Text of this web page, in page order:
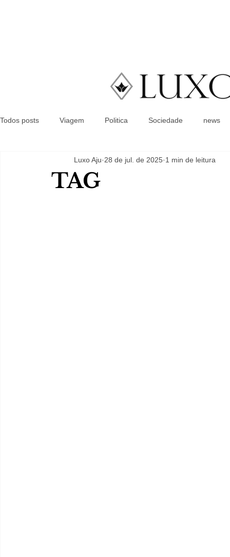
Todos posts Viagem Politica Sociedade news
TAG
Luxo Aju 28 de jul. de 2025 1 min de leitura